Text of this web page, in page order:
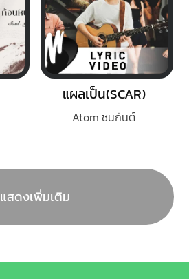
แผลเป็น(SCAR)
Atom ชนกันต์
แสดงเพิ่มเติม